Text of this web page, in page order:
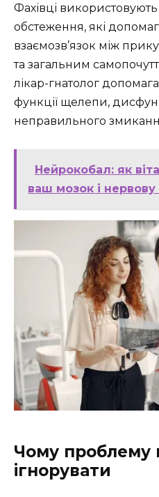
Фахівці
обстеження, які
взаємозв’язок між
та загальним
лікар-гнатолог
функції щелепи,
неправильного
Нейрокобал: як
ваш мозок і
Чому проблему
ігнорувати